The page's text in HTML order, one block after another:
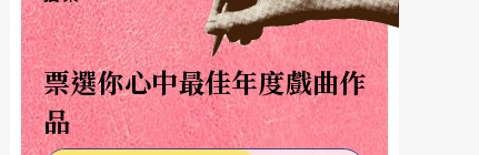
票選你心中最佳年度戲曲作
品